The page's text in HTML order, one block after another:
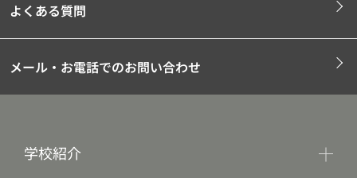
よくある質問
メール・お電話でのお問い合わせ
学校紹介